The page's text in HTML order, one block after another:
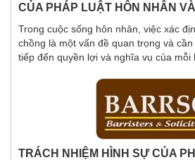
CỦA PHÁP LUẬT HÔN NHÂN
Trong cuộc sống hôn nhân, việc xác
chồng là một vấn đề quan trọng và
tiếp đến quyền lợi và nghĩa vụ của mỗi
TRÁCH NHIỆM HÌNH SỰ CỦA